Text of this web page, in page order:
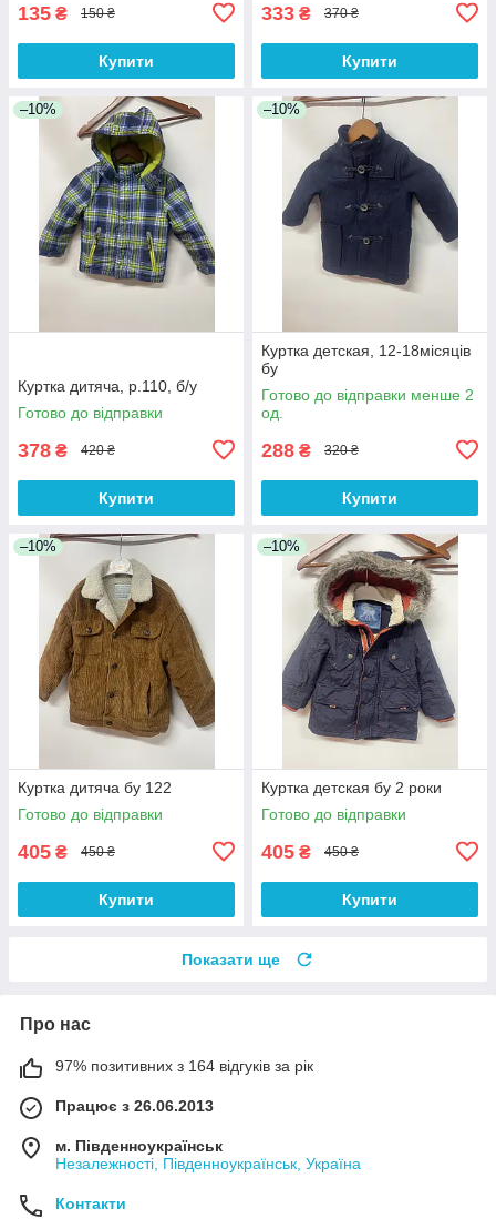
135 ₴ 150 ₴
Купити
333 ₴ 370 ₴
Купити
–10%
Куртка дитяча, р.110, б/у
Готово до відправки
378 ₴ 420 ₴
Купити
–10%
Куртка детская, 12-18місяців
бу
Готово до відправки менше 2
од.
288 ₴ 320 ₴
Купити
–10%
Куртка дитяча бу 122
Готово до відправки
405 ₴ 450 ₴
Купити
–10%
Куртка детская бу 2 роки
Готово до відправки
405 ₴ 450 ₴
Купити
Показати ще
Про нас
97% позитивних з 164 відгуків за рік
Працює з 26.06.2013
м. Південноукраїнськ
Незалежності, Південноукраїнськ, Україна
Контакти